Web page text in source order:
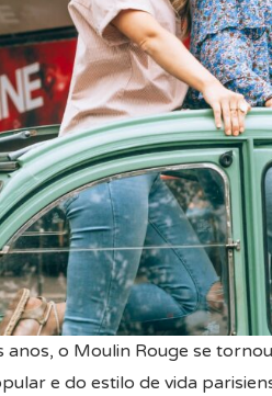
anos, o Moulin Rouge se
e do estilo de vida